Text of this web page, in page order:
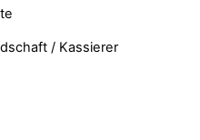
/ Kassierer